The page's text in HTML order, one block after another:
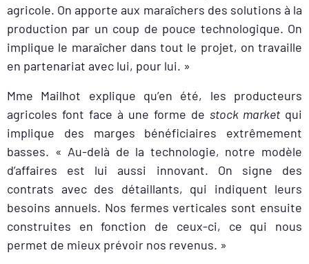
agricole. On apporte aux maraîchers des solutions à la
production par un coup de pouce technologique. On
implique le maraîcher dans tout le projet, on travaille
en partenariat avec lui, pour lui. »
Mme Mailhot explique qu’en été, les producteurs
agricoles font face à une forme de stock market qui
implique des marges bénéficiaires extrêmement
basses. « Au-delà de la technologie, notre modèle
d’affaires est lui aussi innovant. On signe des
contrats avec des détaillants, qui indiquent leurs
besoins annuels. Nos fermes verticales sont ensuite
construites en fonction de ceux-ci, ce qui nous
permet de mieux prévoir nos revenus. »